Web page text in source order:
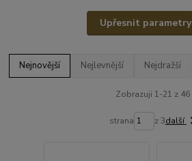
Upřesnit parametry
Nejnovější Nejlevnější Nejdražší
Zobrazuji 1-21 z 46
strana z 3další